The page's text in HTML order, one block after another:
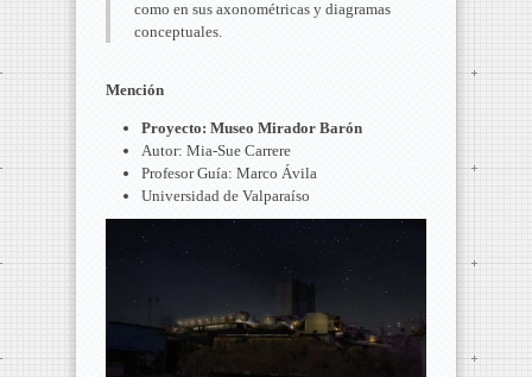
como en sus axonométricas y diagramas
conceptuales.
Mención
Proyecto: Museo Mirador Barón
Autor: Mia-Sue Carrere
Profesor Guía: Marco Ávila
Universidad de Valparaíso